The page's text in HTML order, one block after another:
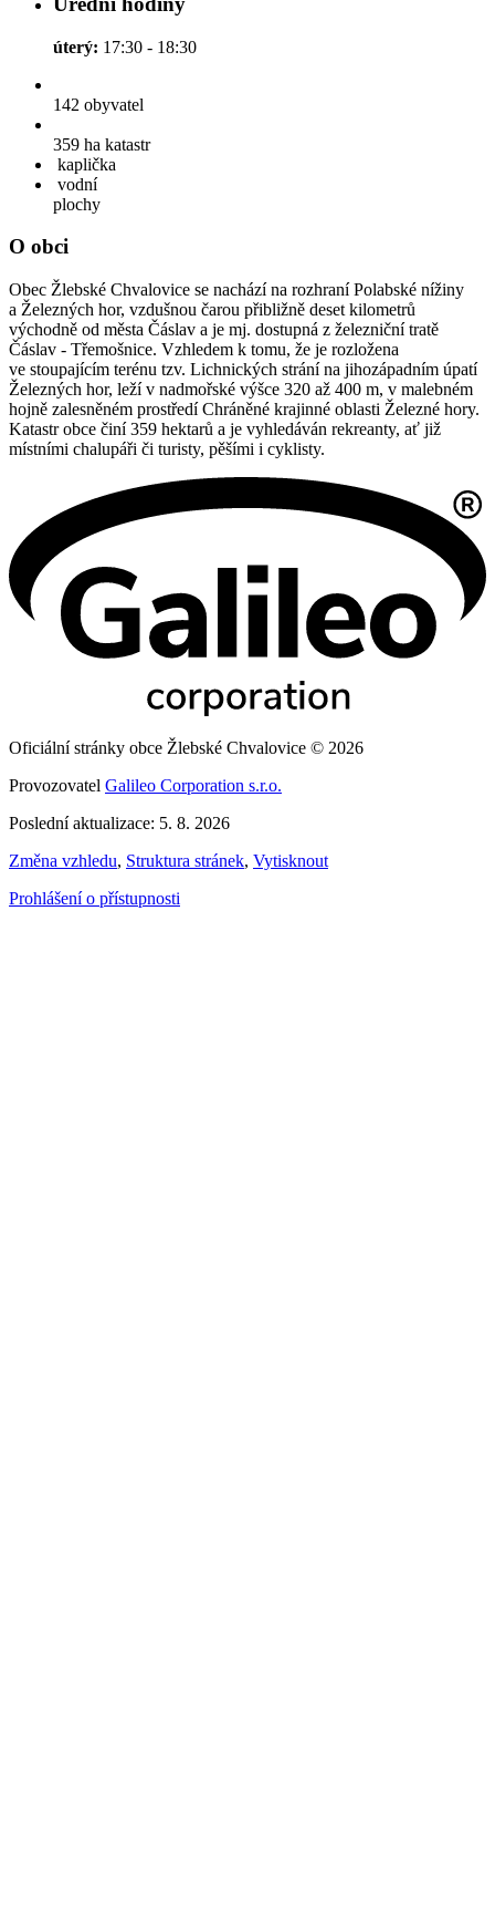
úterý: 17:30 - 18:30
142 obyvatel
359 ha katastr
kaplička
vodní
plochy
O obci
Obec Žlebské Chvalovice se nachází na rozhraní Polabské nížiny
a Železných hor, vzdušnou čarou přibližně deset kilometrů
východně od města Čáslav a je mj. dostupná z železniční tratě
Čáslav - Třemošnice. Vzhledem k tomu, že je rozložena
ve stoupajícím terénu tzv. Lichnických strání na jihozápadním úpatí
Železných hor, leží v nadmořské výšce 320 až 400 m, v malebném
hojně zalesněném prostředí Chráněné krajinné oblasti Železné hory.
Katastr obce činí 359 hektarů a je vyhledáván rekreanty, ať již
místními chalupáři či turisty, pěšími i cyklisty.
Oficiální stránky obce Žlebské Chvalovice © 2026
Provozovatel Galileo Corporation s.r.o.
Poslední aktualizace: 5. 8. 2026
Změna vzhledu, Struktura stránek, Vytisknout
Prohlášení o přístupnosti